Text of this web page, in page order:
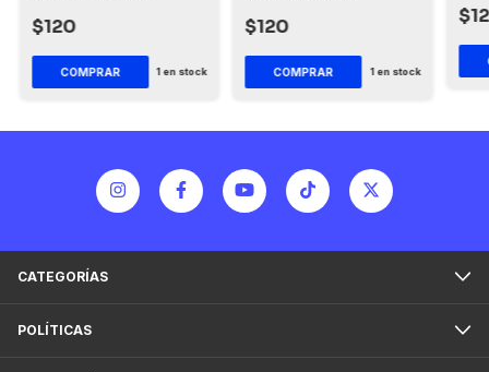
$120
1 en stock
$120
1 en stock
CATEGORÍAS
POLÍTICAS